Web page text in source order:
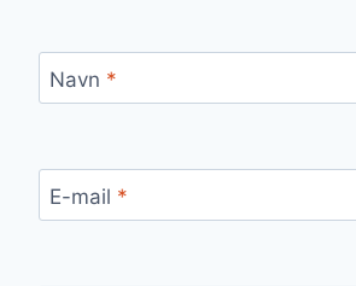
Navn *
E-mail *